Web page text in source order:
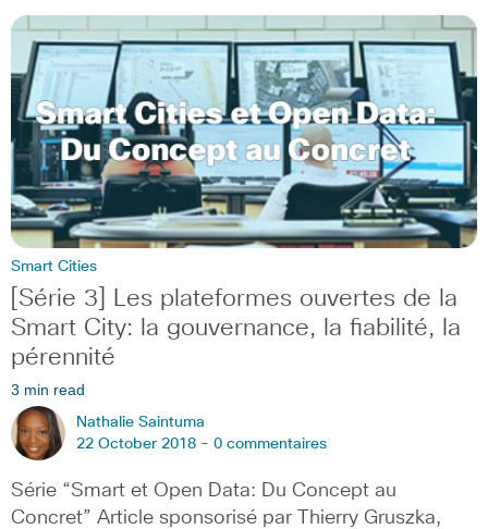
Smart Cities
[Série 3] Les plateformes ouvertes de la
Smart City: la gouvernance, la fiabilité, la
pérennité
3 min read
Nathalie Saintuma
22 October 2018 - 0 commentaires
Série “Smart et Open Data: Du Concept au
Concret” Article sponsorisé par Thierry Gruszka,